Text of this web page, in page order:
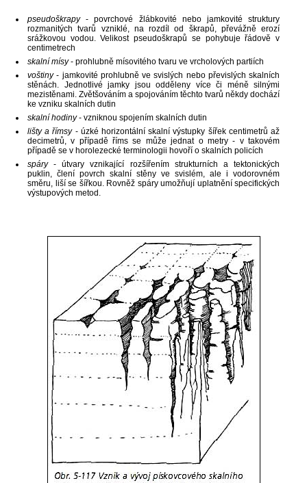
pseudoškrapy- povrchové žlábkovité nebo jamkovité struktury
rozmanitých tvarů vzniklé, na rozdíl od škrapů, převážně erozí
srážkovou vodou. Velikost pseudoškrapů se pohybuje řádově v
centimetrech
skalní mísy- prohlubně mísovitého tvaru ve vrcholových partiích
voštiny- jamkovité prohlubně ve svislých nebo převislých skalních
stěnách. Jednotlivé jamky jsou odděleny více či méně silnými
mezistěnami. Zvětšováním a spojováním těchto tvarů někdy dochází
ke vzniku skalních dutin
skalní hodiny- vzniknou spojením skalních dutin
lišty a římsy- úzké horizontální skalní výstupky šířek centimetrů až
decimetrů, v případě říms se může jednat o metry - v takovém
případě se v horolezecké terminologii hovoří o skalních policích
spáry- útvary vznikající rozšířením strukturních a tektonických
puklin, člení povrch skalní stěny ve svislém, ale i vodorovném
směru, liší se šířkou. Rovněž spáry umožňují uplatnění specifických
výstupových metod.